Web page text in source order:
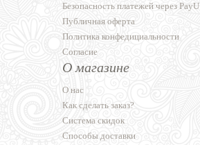
Безопасность платежей через PayU
Публичная оферта
Политика конфедициальности
Согласие
О магазине
О нас
Как сделать заказ?
Система скидок
Способы доставки